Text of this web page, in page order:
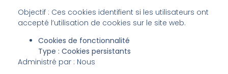
Objectif : Ces cookies identifient si les utilisateurs ont
accepté l’utilisation de cookies sur le site web.
Cookies de fonctionnalité
Type : Cookies persistants
Administré par : Nous